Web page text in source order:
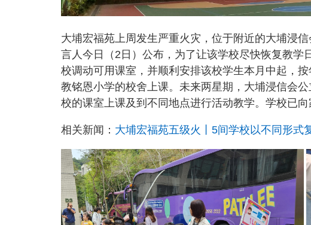
大埔宏福苑上周发生严重火灾，位于附近的大埔浸
言人今日（2日）公布，为了让该学校尽快恢复教
校调动可用课室，并顺利安排该校学生本月中起，
教铭恩小学的校舍上课。未来两星期，大埔浸信会
校的课室上课及到不同地点进行活动教学。学校已向
相关新闻： 大埔宏福苑五级火丨5间学校以不同形式